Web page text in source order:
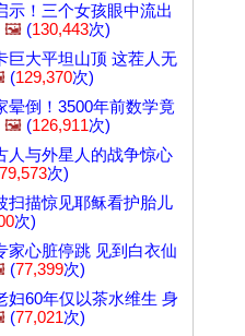
示！三个女孩眼中流出
🖼️ (130,443次)
巨大平坦山顶 这茬人无
(129,370次)
晕倒！3500年前数学竟
🖼️ (126,911次)
人与外星人的战争惊心
79,573次)
扫描惊见耶稣看护胎儿
次)
家心脏停跳 见到白衣仙
(77,399次)
妇60年仅以茶水维生 身
(77,021次)